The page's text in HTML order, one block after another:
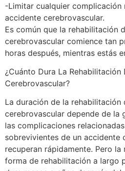
-Limitar cualquier complicación
accidente cerebrovascular.
Es común que la rehabilitación
cerebrovascular comience tan
horas después, mientras estás
¿Cuánto Dura La Rehabilitación
Cerebrovascular?
La duración de la rehabilitación
cerebrovascular depende de la
las complicaciones
sobrevivientes de un accidente
recuperan rápidamente. Pero
forma de rehabilitación a largo